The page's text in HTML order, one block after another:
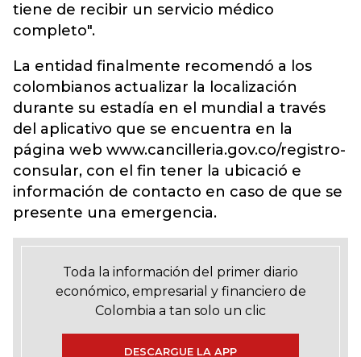
tiene de recibir un servicio médico
completo".
La entidad finalmente recomendó a los
colombianos actualizar la localización
durante su estadía en el mundial a través
del aplicativo que se encuentra en la
página web www.cancilleria.gov.co/registro-
consular, con el fin tener la ubicació e
información de contacto en caso de que se
presente una emergencia.
Toda la información del primer diario
económico, empresarial y financiero de
Colombia a tan solo un clic
DESCARGUE LA APP